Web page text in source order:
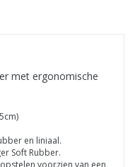
met ergonomische
en liniaal.
Soft Rubber.
voorzien van een